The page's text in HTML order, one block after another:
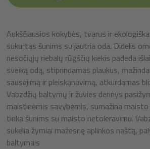
Aukščiausios kokybės, tvarus ir
sukurtas šunims su jautria oda. Didelis
nesočiųjų riebalų rūgščių kiekis padeda
sveiką odą, stiprindamas plaukus,
sausėjimą ir pleiskanavimą, atkurdamas
Vabzdžių baltymų ir žuvies derinys
maistinėmis savybėmis, sumažina
tinka šunims su maisto netoleravimu.
sukelia žymiai mažesnę aplinkos naštą,
baltymais